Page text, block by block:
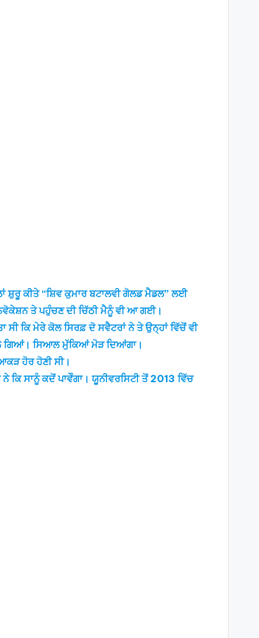
ਸ਼ੁਰੂ ਕੀਤੇ “ਸ਼ਿਵ ਕੁਮਾਰ ਬਟਾਲਵੀ ਗੋਲਡ ਮੈਡਲ” ਲਈ
ਤੇ ਪਹੁੰਚਣ ਦੀ ਚਿੱਠੀ ਮੈਨੂੰ ਵੀ ਆ ਗਈ।
ਕਿ ਮੇਰੇ ਕੋਲ ਸਿਰਫ਼ ਦੋ ਸਵੈਟਰਾਂ ਨੇ ਤੇ ਉਨ੍ਹਾਂ ਵਿੱਚੋਂ ਵੀ
ਲੈ ਗਿਆਂ। ਸਿਆਲ ਮੁੱਕਿਆਂ ਮੋੜ ਦਿਆਂਗਾ।
ਹੋਰ ਹੋਣੀ ਸੀ।
ਸਾਨੂੰ ਕਦੋਂ ਪਾਵੇੰਗਾ। ਯੂਨੀਵਰਸਿਟੀ ਤੋਂ 2013 ਵਿੱਚ